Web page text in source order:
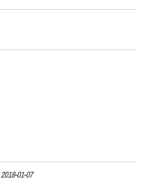
2018-01-07